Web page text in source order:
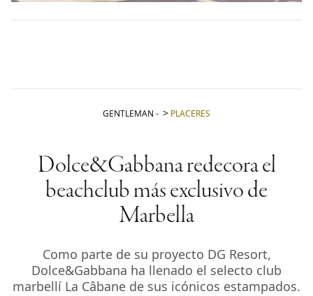
GENTLEMAN - PLACERES
Dolce&Gabbana redecora el
beachclub más exclusivo de
Marbella
Como parte de su proyecto DG Resort,
Dolce&Gabbana ha llenado el selecto club
marbellí La Câbane de sus icónicos estampados.